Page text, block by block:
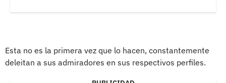
Esta no es la primera vez que lo hacen, constantemente
deleitan a sus admiradores en sus respectivos perfiles.